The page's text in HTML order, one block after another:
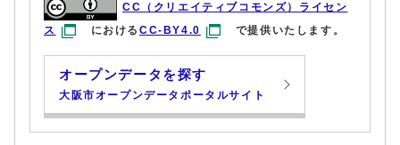
CC（クリエイティブコモンズ）ライセン
ス
におけるCC-BY4.0 で提供いたします。
オープンデータを探す
大阪市オープンデータポータルサイト